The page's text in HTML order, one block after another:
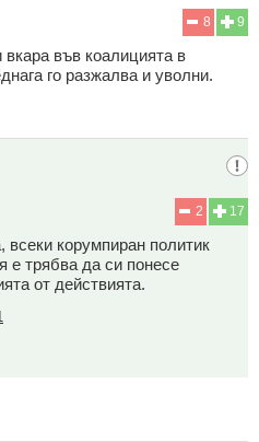
9
8
във коалицията в
го разжалва и уволни.
17
2
корумпиран политик
е трябва да си понесе
от действията.